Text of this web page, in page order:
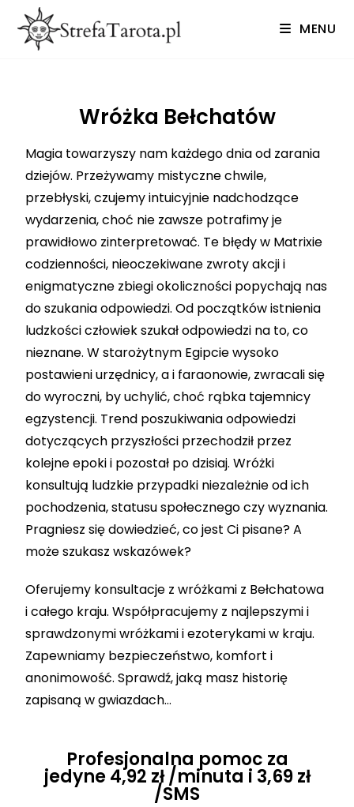
MENU
Wróżka Bełchatów
Magia towarzyszy nam każdego dnia od zarania
dziejów. Przeżywamy mistyczne chwile,
przebłyski, czujemy intuicyjnie nadchodzące
wydarzenia, choć nie zawsze potrafimy je
prawidłowo zinterpretować. Te błędy w Matrixie
codzienności, nieoczekiwane zwroty akcji i
enigmatyczne zbiegi okoliczności popychają nas
do szukania odpowiedzi. Od początków istnienia
ludzkości człowiek szukał odpowiedzi na to, co
nieznane. W starożytnym Egipcie wysoko
postawieni urzędnicy, a i faraonowie, zwracali się
do wyroczni, by uchylić, choć rąbka tajemnicy
egzystencji. Trend poszukiwania odpowiedzi
dotyczących przyszłości przechodził przez
kolejne epoki i pozostał po dzisiaj. Wróżki
konsultują ludzkie przypadki niezależnie od ich
pochodzenia, statusu społecznego czy wyznania.
Pragniesz się dowiedzieć, co jest Ci pisane? A
może szukasz wskazówek?
Oferujemy konsultacje z wróżkami z Bełchatowa
i całego kraju. Współpracujemy z najlepszymi i
sprawdzonymi wróżkami i ezoterykami w kraju.
Zapewniamy bezpieczeństwo, komfort i
anonimowość. Sprawdź, jaką masz historię
zapisaną w gwiazdach…
Profesjonalna pomoc za
jedyne 4,92 zł /minuta i 3,69 zł
/SMS